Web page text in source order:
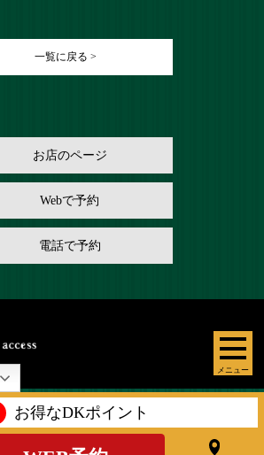
メニュー
一覧に戻る >
お店のページ
Webで予約
電話で予約
お得なDKポイント